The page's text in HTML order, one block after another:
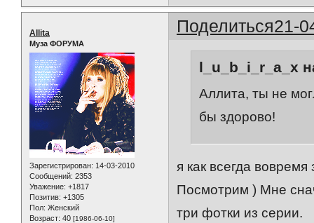
Поделиться21-
Allita
Муза ФОРУМА
Зарегистрирован: 14-03-2010
Сообщений: 2353
Уважение: +1817
Позитив: +1305
Пол: Женский
Возраст: 40 [1986-06-10]
l_u_b_i_r_a_x
Аллита, ты не
бы здорово!
я как всегда
Посмотрим ) Мне
три фотки из серии.